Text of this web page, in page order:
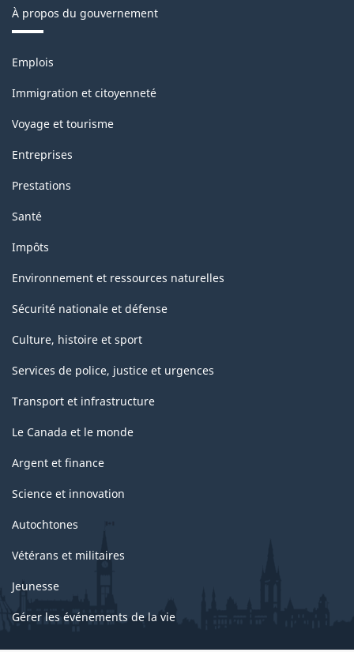
À propos du gouvernement
Thèmes
sujets
Emplois
Immigration et citoyenneté
Voyage et tourisme
Entreprises
Prestations
Santé
Impôts
Environnement et ressources naturelles
Sécurité nationale et défense
Culture, histoire et sport
Services de police, justice et urgences
Transport et infrastructure
Le Canada et le monde
Argent et finance
Science et innovation
Autochtones
Vétérans et militaires
Jeunesse
Gérer les événements de la vie